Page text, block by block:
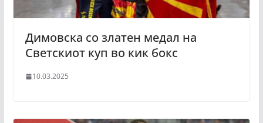
Димовска со златен медал на
Светскиот куп во кик бокс
10.03.2025